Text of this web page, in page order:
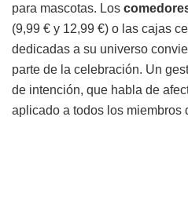
para mascotas. Los
(9,99 € y 12,99 €) o las cajas
dedicadas a su universo
parte de la celebración. Un
de intención, que habla de
aplicado a todos los miembros